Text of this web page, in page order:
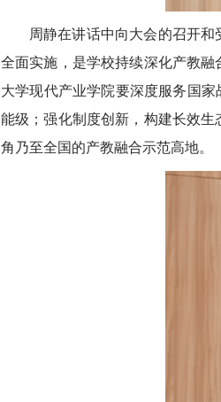
周静在讲话中向大会的召开
全面实施，是学校持续深化产教
大学现代产业学院要深度服务国
能级；强化制度创新，构建长效
角乃至全国的产教融合示范高地。